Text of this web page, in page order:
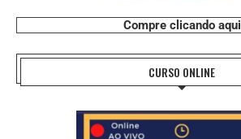
Compre clicando aqui
CURSO ONLINE